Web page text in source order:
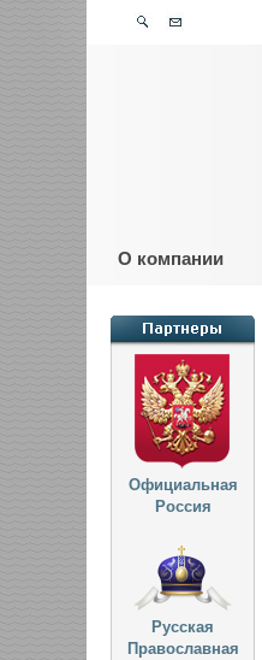
О компании
Официальная
Россия
Русская
Православная